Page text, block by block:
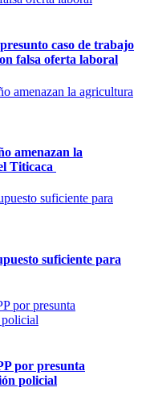
caso de trabajo
falsa oferta laboral
amenazan la
Titicaca
suficiente para
por presunta
policial